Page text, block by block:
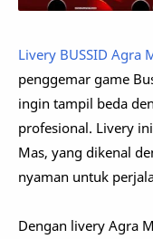
Livery BUSSID Agra
penggemar game
ingin tampil beda
profesional. Livery
Mas, yang dikenal
nyaman untuk
Dengan livery Agra